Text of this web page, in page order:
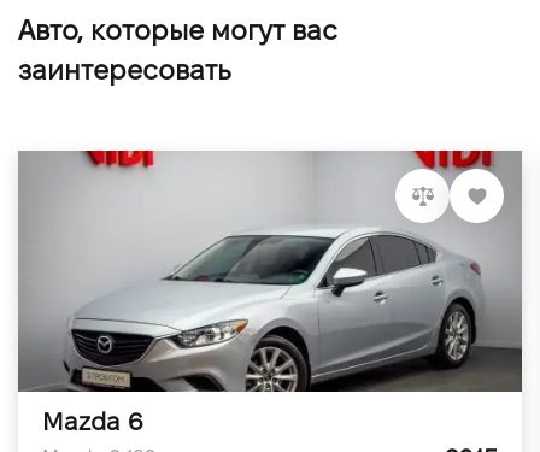
Авто, которые могут вас
заинтересовать
Mazda 6